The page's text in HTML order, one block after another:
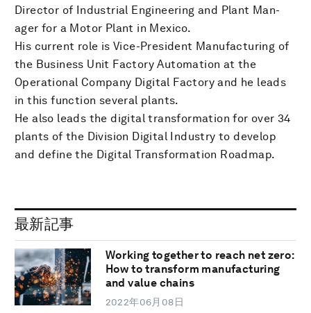
Director of Industrial Engineering and Plant Man-
ager for a Motor Plant in Mexico.
His current role is Vice-President Manufacturing of
the Business Unit Factory Automation at the
Operational Company Digital Factory and he leads
in this function several plants.
He also leads the digital transformation for over 34
plants of the Division Digital Industry to develop
and define the Digital Transformation Roadmap.
最新記事
Working together to reach net zero:
How to transform manufacturing
and value chains
2022年06月08日